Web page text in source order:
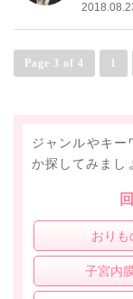
Page 3 of 4 1
ジャンルやキー
か探してみまし
おりも
子宮内